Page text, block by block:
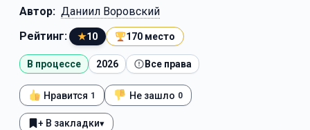
Автор: Даниил Воровский
Рейтинг:
★10 170 место
В процессе 2026 Все права
Нравится 1 Не зашло 0
+ В закладки▾